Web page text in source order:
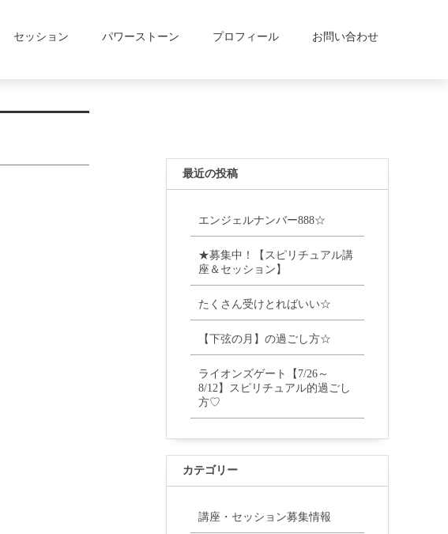
セッション パワーストーン プロフィール お問い合わせ
最近の投稿
エンジェルナンバー888☆
★募集中！【スピリチュアル講
座＆セッション】
たくさん受けとればいい☆
【下弦の月】の過ごし方☆
ライオンズゲート【7/26～
8/12】スピリチュアル的過ごし
方♡
カテゴリー
講座・セッション募集情報